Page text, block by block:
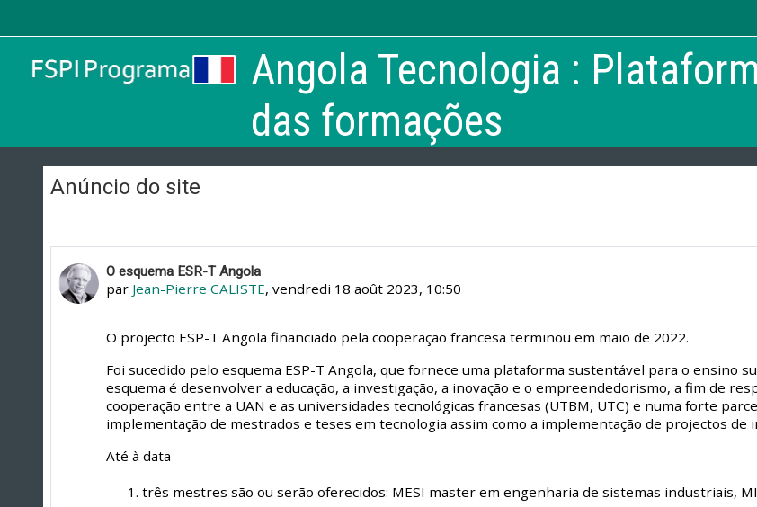
Angola Tecnologia :
das formações
Anúncio do site
O esquema ESR-T Angola
par Jean-Pierre CALISTE,vendredi 18 août 2023, 10:50
O projecto ESP-T Angola financiado pela cooperação francesa terminou em maio de 2022.
Foi sucedido pelo esquema ESP-T Angola, que fornece uma plataforma sustentável para o ensino
esquema é desenvolver a educação, a investigação, a inovação e o empreendedorismo, a fim de
cooperação entre a UAN e as universidades tecnológicas francesas (UTBM, UTC) e numa forte
implementação de mestrados e teses em tecnologia assim como a implementação de projectos de
Até à data
três mestres são ou serão oferecidos: MESI master em engenharia de sistemas industriais,